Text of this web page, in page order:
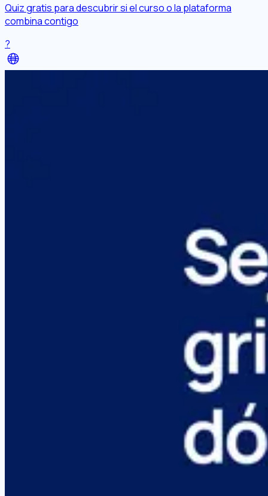
Quiz gratis para descubrir si el curso o la plataforma
combina contigo
?